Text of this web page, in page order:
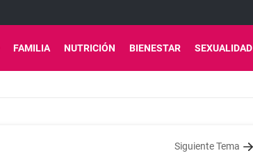
FAMILIA NUTRICIÓN BIENESTAR SEXUALIDAD
Siguiente Tema